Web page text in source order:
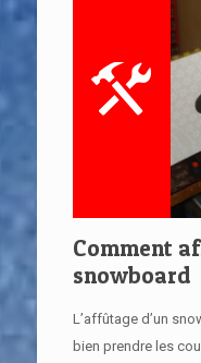
Comment
snowboard
L’affûtage d’un
bien prendre les